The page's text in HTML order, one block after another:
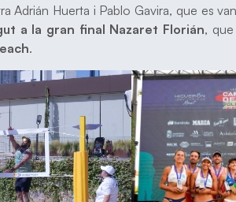
Adrián Huerta i Pablo Gavira, que es
a la gran final Nazaret Florián,
.